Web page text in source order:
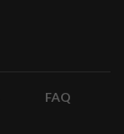
FAQ